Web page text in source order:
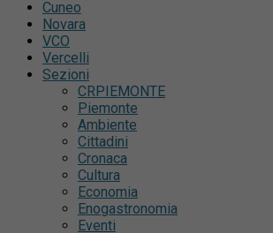
Cuneo
Novara
VCO
Vercelli
Sezioni
CRPIEMONTE
Piemonte
Ambiente
Cittadini
Cronaca
Cultura
Economia
Enogastronomia
Eventi